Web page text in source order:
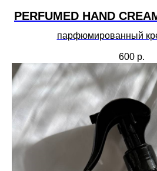
PERFUMED HAND
парфюмированный
600 р.